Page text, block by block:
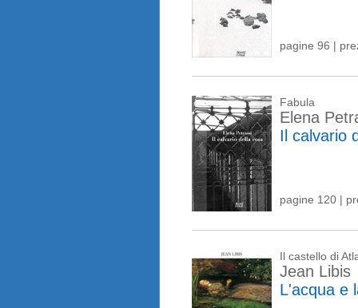
pagine 96 |
Fabula
Elena
Il calvario
pagine 120 |
Il castello di
Jean Libis
L'acqua e